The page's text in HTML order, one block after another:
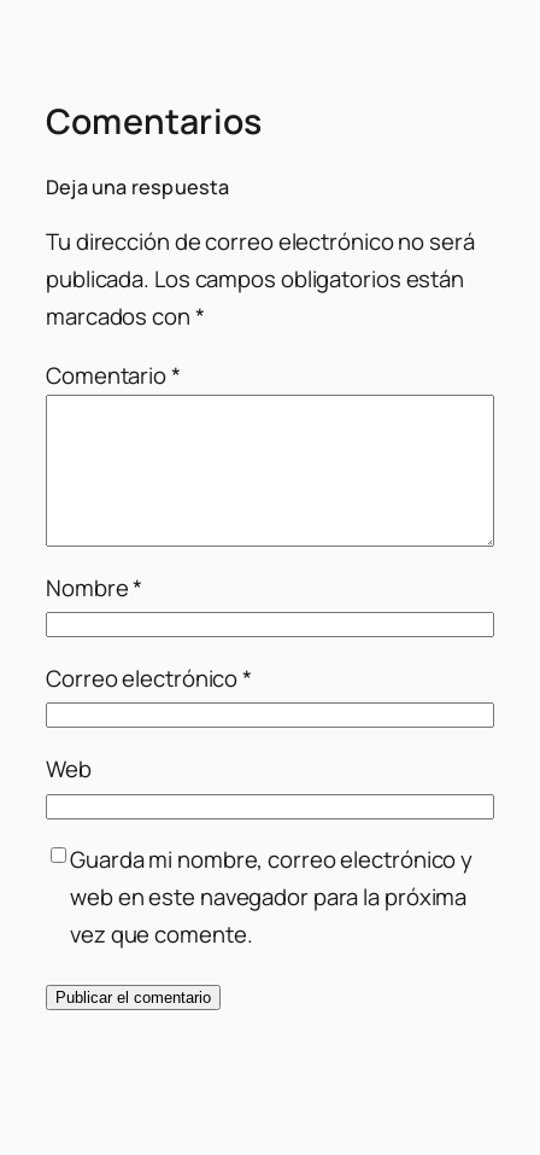
Comentarios
Deja una respuesta
Tu dirección de correo electrónico no será
publicada. Los campos obligatorios están
marcados con*
Comentario*
Nombre*
Correo electrónico*
Web
Guarda mi nombre, correo electrónico y
web en este navegador para la próxima
vez que comente.